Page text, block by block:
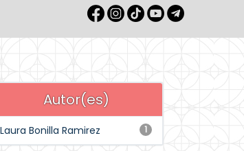
Autor(es)
1
Laura Bonilla Ramirez